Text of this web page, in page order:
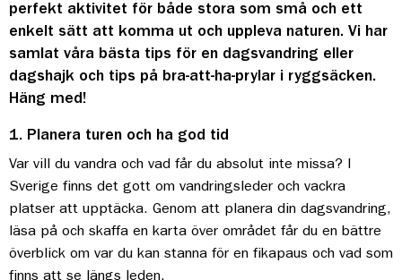
perfekt aktivitet för både stora som små och ett
enkelt sätt att komma ut och uppleva naturen. Vi har
samlat våra bästa tips för en dagsvandring eller
dagshajk och tips på bra-att-ha-prylar i ryggsäcken.
Häng med!
1. Planera turen och ha god tid
Var vill du vandra och vad får du absolut inte missa? I
Sverige finns det gott om vandringsleder och vackra
platser att upptäcka. Genom att planera din dagsvandring,
läsa på och skaffa en karta över området får du en bättre
överblick om var du kan stanna för en fikapaus och vad som
finns att se längs leden.